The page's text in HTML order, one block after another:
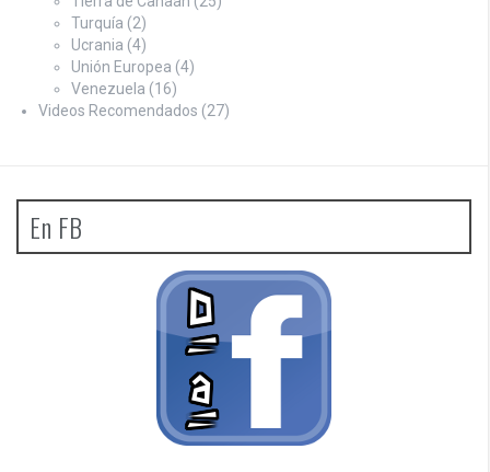
Turquía (2)
Ucrania (4)
Unión Europea (4)
Venezuela (16)
Videos Recomendados (27)
En FB